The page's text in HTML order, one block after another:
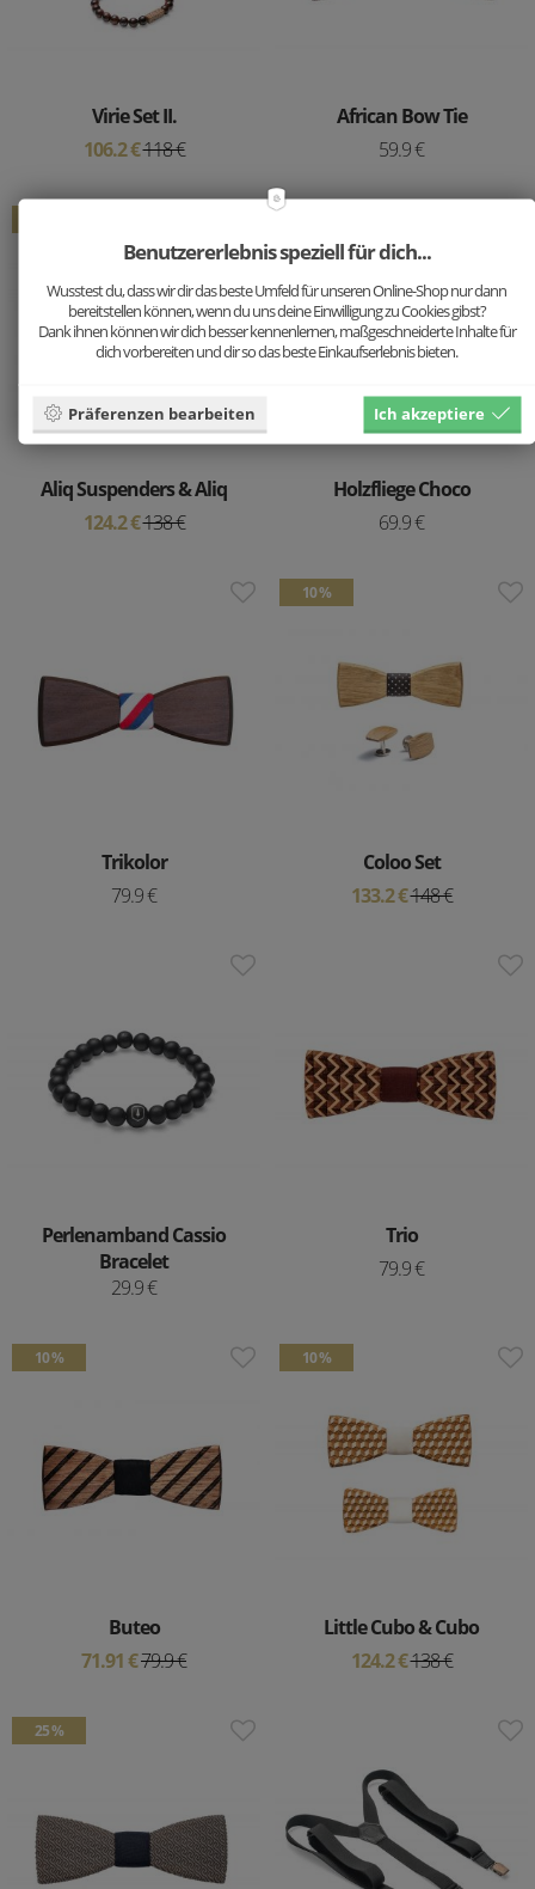
Virie Set II.
106.2 €118 €
African Bow Tie
59.9 €
Aliq Suspenders & Aliq
124.2 €138 €
Holzfliege Choco
69.9 €
Trikolor
79.9 €
10 %
Coloo Set
133.2 €148 €
Perlenamband Cassio
Bracelet
29.9 €
Trio
79.9 €
10 %
Buteo
71.91 €79.9 €
10 %
Little Cubo & Cubo
124.2 €138 €
25 %
Benutzererlebnis speziell für dich...
Wusstest du, dass wir dir das beste Umfeld für unseren Online-Shop nur dann
bereitstellen können, wenn du uns deine Einwilligung zu Cookies gibst?
Dank ihnen können wir dich besser kennenlernen, maßgeschneiderte Inhalte für
dich vorbereiten und dir so das beste Einkaufserlebnis bieten.
Präferenzen bearbeiten Ich akzeptiere